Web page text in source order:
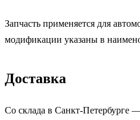
Запчасть применяется для
модификации указаны в
Доставка
Со склада в Санкт-Петербурге